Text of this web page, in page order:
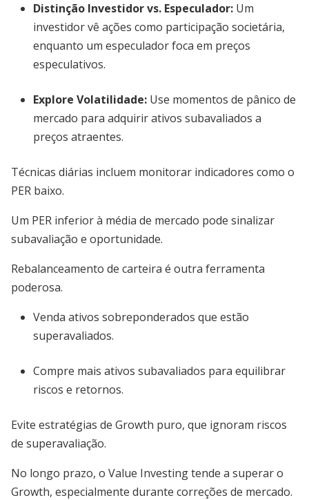
Distinção Investidor vs. Especulador: Um
investidor vê ações como participação societária,
enquanto um especulador foca em preços
especulativos.
Explore Volatilidade: Use momentos de pânico de
mercado para adquirir ativos subavaliados a
preços atraentes.
Técnicas diárias incluem monitorar indicadores como o
PER baixo.
Um PER inferior à média de mercado pode sinalizar
subavaliação e oportunidade.
Rebalanceamento de carteira é outra ferramenta
poderosa.
Venda ativos sobreponderados que estão
superavaliados.
Compre mais ativos subavaliados para equilibrar
riscos e retornos.
Evite estratégias de Growth puro, que ignoram riscos
de superavaliação.
No longo prazo, o Value Investing tende a superar o
Growth, especialmente durante correções de mercado.